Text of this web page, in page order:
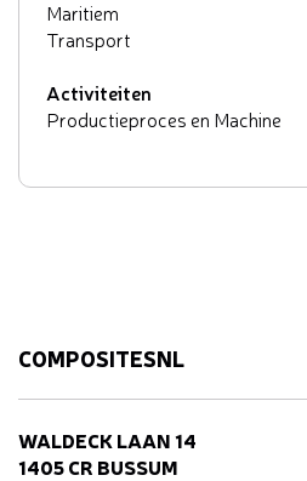
Maritiem
Transport
Activiteiten
Productieproces en Machine
COMPOSITESNL
WALDECK LAAN 14
1405 CR BUSSUM